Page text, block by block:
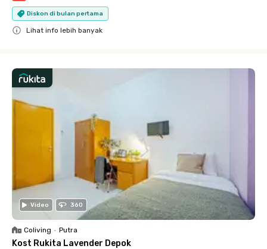
Diskon di bulan pertama
Lihat info lebih banyak
Video 360
Coliving • Putra
Kost Rukita Lavender Depok